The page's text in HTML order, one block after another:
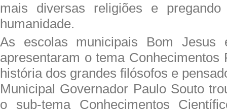
mais diversas religiões e
humanidade.
As escolas municipais Bom
apresentaram o tema Conhecimentos
história dos grandes filósofos e
Municipal Governador Paulo Souto
o sub-tema Conhecimentos